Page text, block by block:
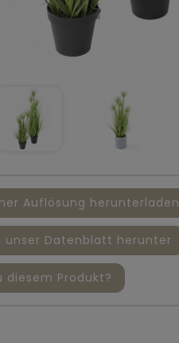
Auflösung herunterladen
unser Datenblatt herunter
diesem Produkt?